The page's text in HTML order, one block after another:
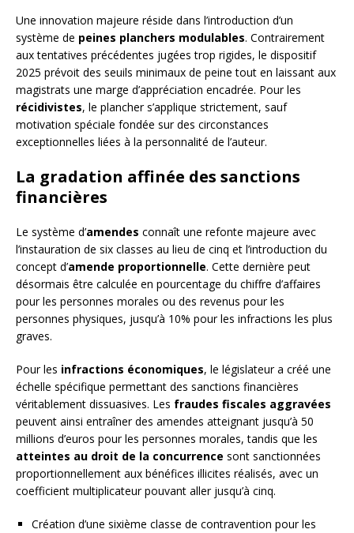
Une innovation majeure réside dans l’introduction d’un
système de peines planchers modulables. Contrairement
aux tentatives précédentes jugées trop rigides, le dispositif
2025 prévoit des seuils minimaux de peine tout en laissant aux
magistrats une marge d’appréciation encadrée. Pour les
récidivistes, le plancher s’applique strictement, sauf
motivation spéciale fondée sur des circonstances
exceptionnelles liées à la personnalité de l’auteur.
La gradation affinée des sanctions
financières
Le système d’amendes connaît une refonte majeure avec
l’instauration de six classes au lieu de cinq et l’introduction du
concept d’amende proportionnelle. Cette dernière peut
désormais être calculée en pourcentage du chiffre d’affaires
pour les personnes morales ou des revenus pour les
personnes physiques, jusqu’à 10% pour les infractions les plus
graves.
Pour les infractions économiques, le législateur a créé une
échelle spécifique permettant des sanctions financières
véritablement dissuasives. Les fraudes fiscales aggravées
peuvent ainsi entraîner des amendes atteignant jusqu’à 50
millions d’euros pour les personnes morales, tandis que les
atteintes au droit de la concurrence sont sanctionnées
proportionnellement aux bénéfices illicites réalisés, avec un
coefficient multiplicateur pouvant aller jusqu’à cinq.
Création d’une sixième classe de contravention pour les